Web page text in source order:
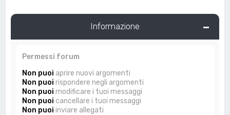
Informazione
Permessi forum
Non puoi aprire nuovi argomenti
Non puoi rispondere negli argomenti
Non puoi modificare i tuoi messaggi
Non puoi cancellare i tuoi messaggi
Non puoi inviare allegati